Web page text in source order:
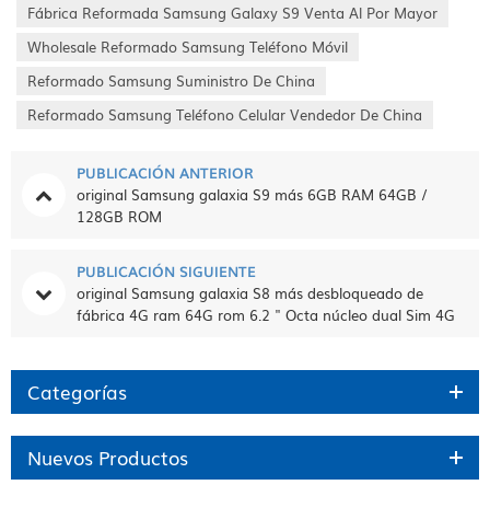
Fábrica Reformada Samsung Galaxy S9 Venta Al Por Mayor
Wholesale Reformado Samsung Teléfono Móvil
Reformado Samsung Suministro De China
Reformado Samsung Teléfono Celular Vendedor De China
PUBLICACIÓN ANTERIOR
original Samsung galaxia S9 más 6GB RAM 64GB /
128GB ROM
PUBLICACIÓN SIGUIENTE
original Samsung galaxia S8 más desbloqueado de
fábrica 4G ram 64G rom 6.2 " Octa núcleo dual Sim 4G
Categorías
Nuevos Productos